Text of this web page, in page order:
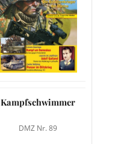
Kampfschwimmer
DMZ Nr. 89